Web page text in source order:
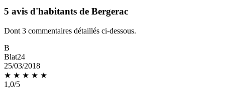
5 avis d'habitants de Bergerac
Dont 3 commentaires détaillés ci-dessous.
B
Blat24
25/03/2018
★ ★ ★ ★ ★
1,0/5